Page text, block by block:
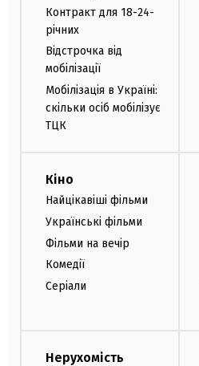
Контракт для 18-24-
річних
Відстрочка від
мобілізації
Мобілізація в Україні:
скільки осіб мобілізує
ТЦК
Кіно
Найцікавіші фільми
Українські фільми
Фільми на вечір
Комедії
Серіали
Нерухомість